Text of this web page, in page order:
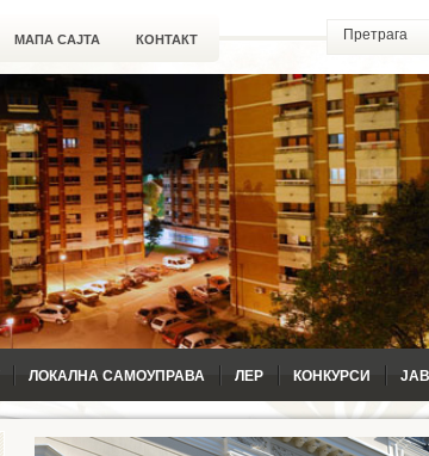
МАПА САЈТА КОНТАКТ
ЛОКАЛНА САМОУПРАВА ЛЕР КОНКУРСИ